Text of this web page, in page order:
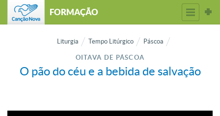
FORMAÇÃO
Liturgia Tempo Litúrgico Páscoa
OITAVA DE PÁSCOA
O pão do céu e a bebida de salvação